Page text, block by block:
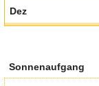
Dez
Sonnenaufgang